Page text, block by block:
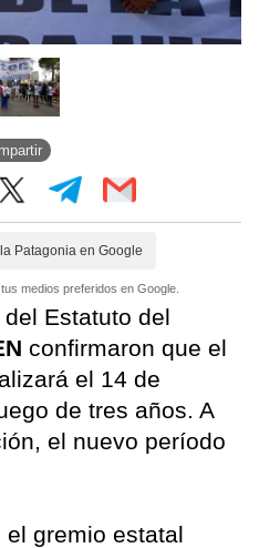
Patagonia en Google
medios preferidos en Google.
Estatuto del
confirmaron que el
el 14 de
de tres años. A
el nuevo período
gremio estatal